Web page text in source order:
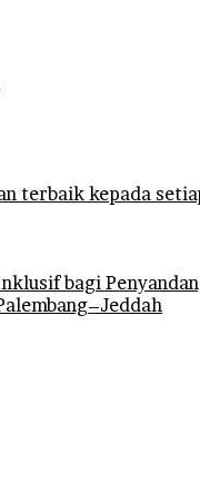
terbaik kepada
bagi